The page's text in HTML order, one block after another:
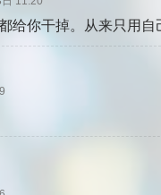
给你干掉。从来只用自